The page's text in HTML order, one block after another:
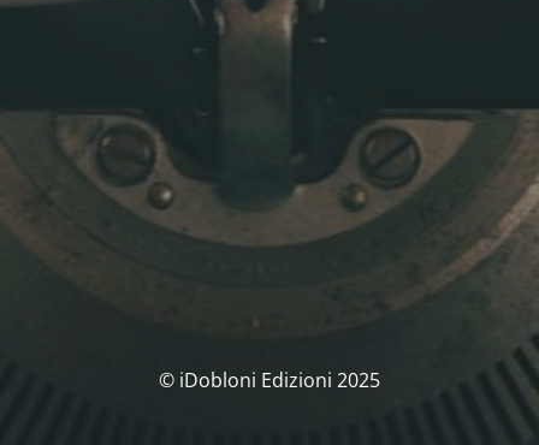
© iDobloni Edizioni 2025